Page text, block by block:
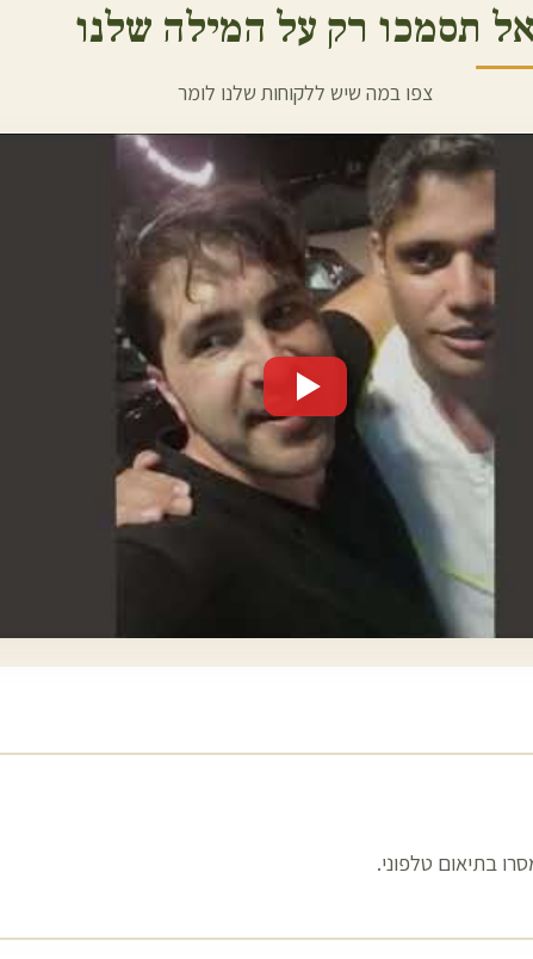
אל תסמכו רק על המילה שלנו
צפו במה שיש ללקוחות שלנו לומר
בתיאום טלפוני.